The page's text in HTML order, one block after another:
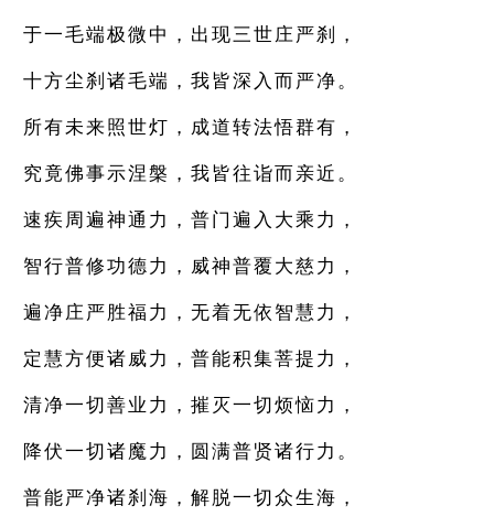
于一毛端极微中，出现三世庄严刹，
十方尘刹诸毛端，我皆深入而严净。
所有未来照世灯，成道转法悟群有，
究竟佛事示涅槃，我皆往诣而亲近。
速疾周遍神通力，普门遍入大乘力，
智行普修功德力，威神普覆大慈力，
遍净庄严胜福力，无着无依智慧力，
定慧方便诸威力，普能积集菩提力，
清净一切善业力，摧灭一切烦恼力，
降伏一切诸魔力，圆满普贤诸行力。
普能严净诸刹海，解脱一切众生海，